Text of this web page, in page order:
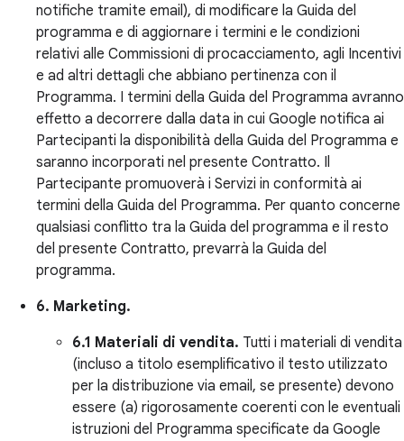
notifiche tramite email), di modificare la Guida del
programma e di aggiornare i termini e le condizioni
relativi alle Commissioni di procacciamento, agli Incentivi
e ad altri dettagli che abbiano pertinenza con il
Programma. I termini della Guida del Programma avranno
effetto a decorrere dalla data in cui Google notifica ai
Partecipanti la disponibilità della Guida del Programma e
saranno incorporati nel presente Contratto. Il
Partecipante promuoverà i Servizi in conformità ai
termini della Guida del Programma. Per quanto concerne
qualsiasi conflitto tra la Guida del programma e il resto
del presente Contratto, prevarrà la Guida del
programma.
6. Marketing.
6.1 Materiali di vendita. Tutti i materiali di vendita
(incluso a titolo esemplificativo il testo utilizzato
per la distribuzione via email, se presente) devono
essere (a) rigorosamente coerenti con le eventuali
istruzioni del Programma specificate da Google